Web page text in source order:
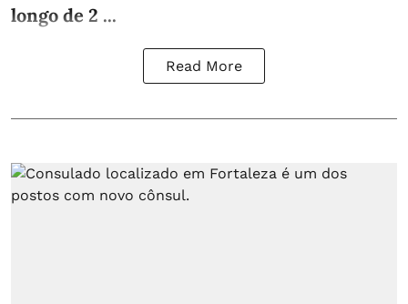
longo de 2 ...
Read More